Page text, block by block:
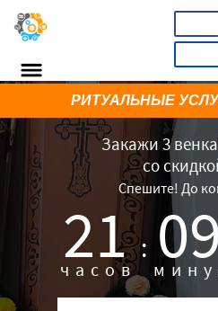
Закажи 3
со
Спешите! До
21 :
часов 09
РИТУАЛЬНЫЕ